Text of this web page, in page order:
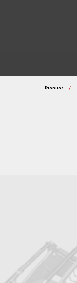
Главная /